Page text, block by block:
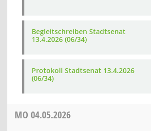
Begleitschreiben Stadtsenat
13.4.2026 (06/34)
Protokoll Stadtsenat 13.4.2026
(06/34)
MO 04.05.2026